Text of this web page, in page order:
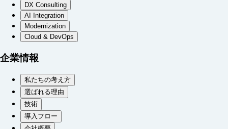
DX Consulting
AI Integration
Modernization
Cloud & DevOps
企業情報
私たちの考え方
選ばれる理由
技術
導入フロー